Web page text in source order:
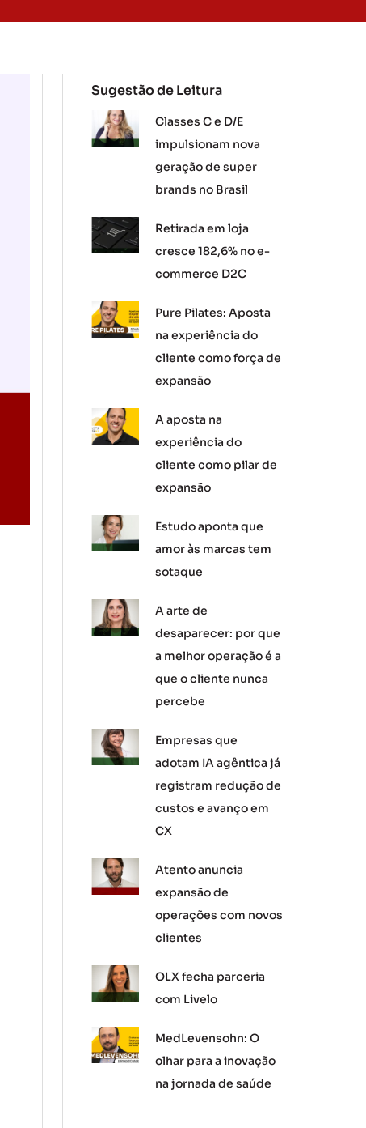
Sugestão de Leitura
Classes C e D/E
impulsionam nova
geração de super
brands no Brasil
Retirada em loja
cresce 182,6% no e-
commerce D2C
Pure Pilates: Aposta
na experiência do
cliente como força de
expansão
A aposta na
experiência do
cliente como pilar de
expansão
Estudo aponta que
amor às marcas tem
sotaque
A arte de
desaparecer: por que
a melhor operação é a
que o cliente nunca
percebe
Empresas que
adotam IA agêntica já
registram redução de
custos e avanço em
CX
Atento anuncia
expansão de
operações com novos
clientes
OLX fecha parceria
com Livelo
MedLevensohn: O
olhar para a inovação
na jornada de saúde